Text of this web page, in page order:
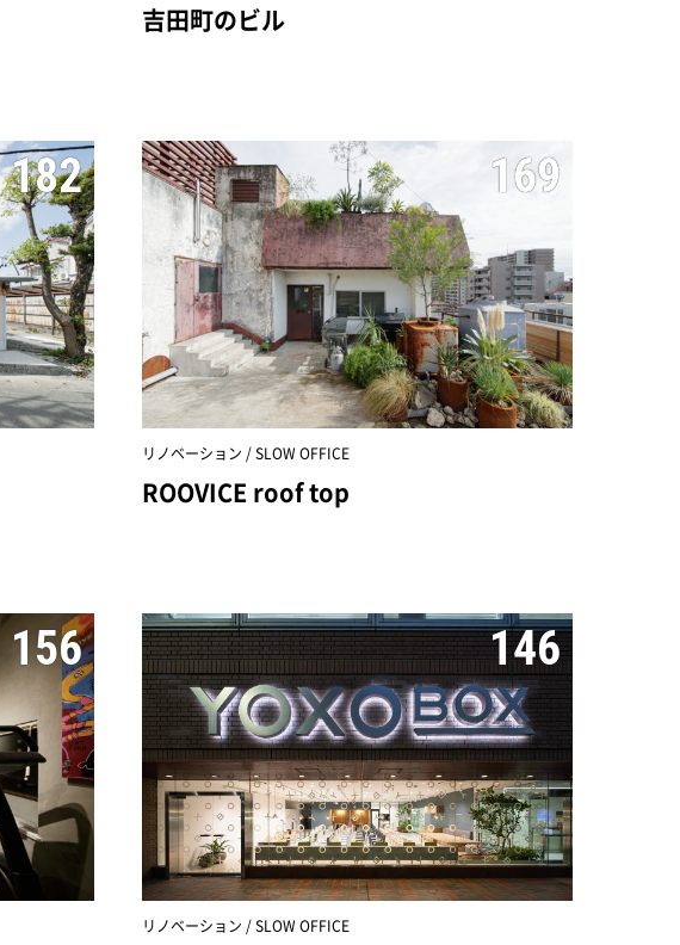
吉田町のビル
182 169
リノベーション / SLOW OFFICE
ROOVICE roof top
156 146
リノベーション / SLOW OFFICE